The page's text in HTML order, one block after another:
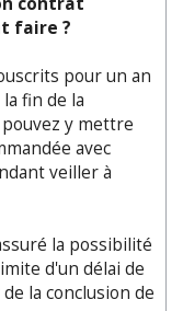
faire ?
pour un an
fin de la
y mettre
avec
veiller à
la possibilité
d'un délai de
la conclusion de